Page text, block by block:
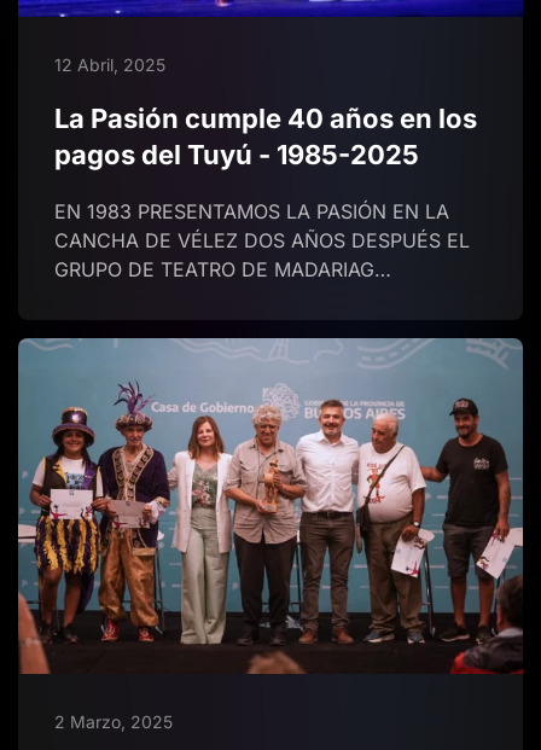
12 Abril, 2025
La Pasión cumple 40 años en los
pagos del Tuyú - 1985-2025
EN 1983 PRESENTAMOS LA PASIÓN EN LA
CANCHA DE VÉLEZ DOS AÑOS DESPUÉS EL
GRUPO DE TEATRO DE MADARIAG…
2 Marzo, 2025